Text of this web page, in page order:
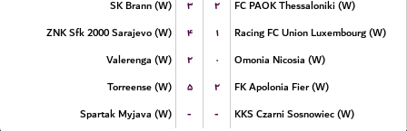
SK Brann (W)
۳ ۲
FC PAOK Thessaloniki (W)
ZNK Sfk 2000 Sarajevo (W)
۴ ۱
Racing FC Union Luxembourg (W)
Valerenga (W)
۲ ۰
Omonia Nicosia (W)
Torreense (W)
۵ ۲
FK Apolonia Fier (W)
Spartak Myjava (W)
- - KKS Czarni Sosnowiec (W)